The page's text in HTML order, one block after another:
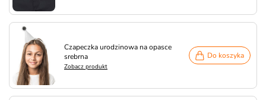
Czapeczka urodzinowa na opasce
srebrna
Zobacz produkt
Do koszyka